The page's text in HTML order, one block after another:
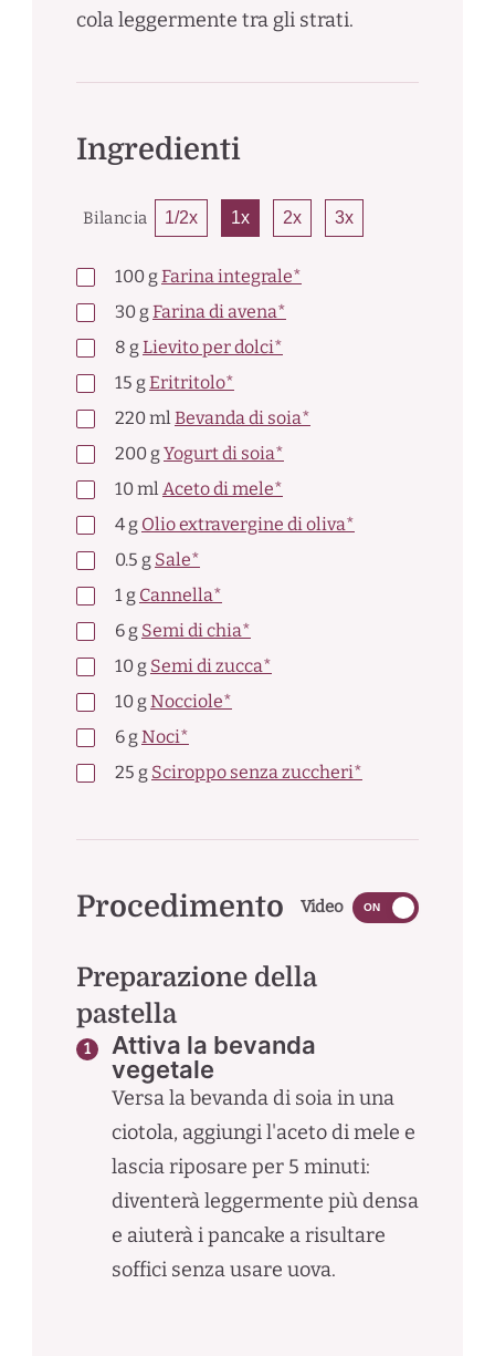
cola leggermente tra gli strati.
Ingredienti
Bilancia 1/2x 1x 2x 3x
100 gFarina integrale*
30 gFarina di avena*
8 gLievito per dolci*
15 gEritritolo*
220mlBevanda di soia*
200 gYogurt di soia*
10mlAceto di mele*
4 g Olio extravergine di oliva*
0.5 g Sale*
1 g Cannella*
6 g Semi di chia*
10 g Semi di zucca*
10 gNocciole*
6 gNoci*
25 g Sciroppo senza zuccheri*
Procedimento Video ON
Preparazione della
pastella
Attiva la bevanda
vegetale
Versa la bevanda di soia in una
ciotola, aggiungi l'aceto di mele e
lascia riposare per 5 minuti:
diventerà leggermente più densa
e aiuterà i pancake a risultare
soffici senza usare uova.